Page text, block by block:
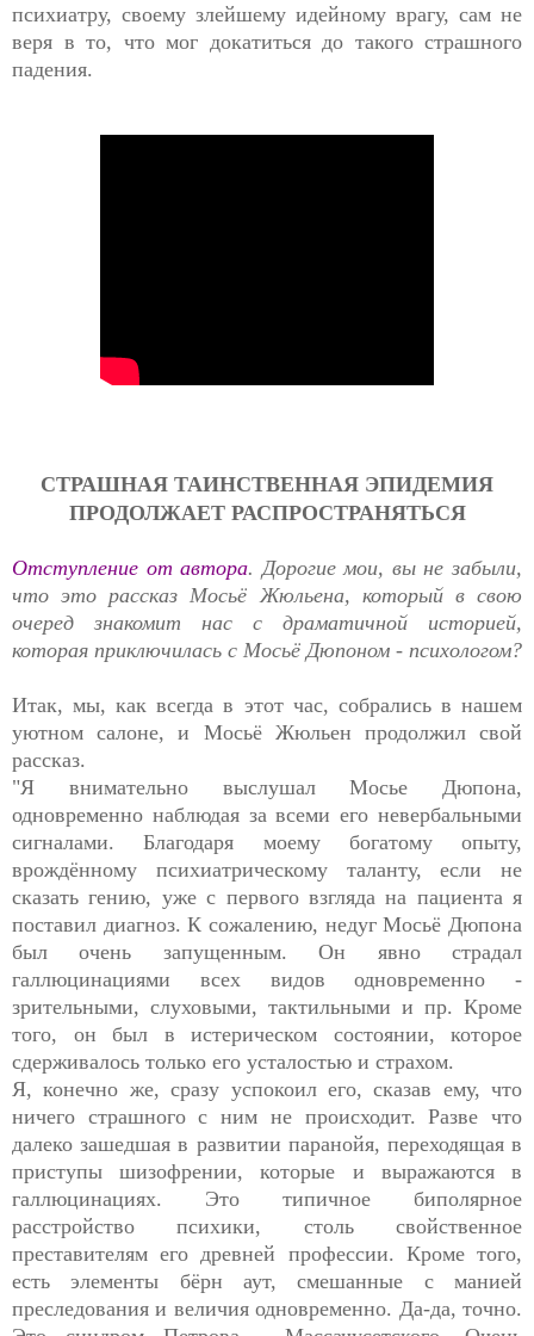
психиатру, своему злейшему идейному врагу, сам не
веря в то, что мог докатиться до такого страшного
падения.
СТРАШНАЯ ТАИНСТВЕННАЯ ЭПИДЕМИЯ
ПРОДОЛЖАЕТ РАСПРОСТРАНЯТЬСЯ
Отступление от автора. Дорогие мои, вы не забыли,
что это рассказ Мосьё Жюльена, который в свою
очеред знакомит нас с драматичной историей,
которая приключилась с Мосьё Дюпоном - психологом?
Итак, мы, как всегда в этот час, собрались в нашем
уютном салоне, и Мосьё Жюльен продолжил свой
рассказ.
"Я внимательно выслушал Мосье Дюпона,
одновременно наблюдая за всеми его невербальными
сигналами. Благодаря моему богатому опыту,
врождённому психиатрическому таланту, если не
сказать гению, уже с первого взгляда на пациента я
поставил диагноз. К сожалению, недуг Мосьё Дюпона
был очень запущенным. Он явно страдал
галлюцинациями всех видов одновременно -
зрительными, слуховыми, тактильными и пр. Кроме
того, он был в истерическом состоянии, которое
сдерживалось только его усталостью и страхом.
Я, конечно же, сразу успокоил его, сказав ему, что
ничего страшного с ним не происходит. Разве что
далеко зашедшая в развитии паранойя, переходящая в
приступы шизофрении, которые и выражаются в
галлюцинациях. Это типичное биполярное
расстройство психики, столь свойственное
преставителям его древней профессии. Кроме того,
есть элементы бёрн аут, смешанные с манией
преследования и величия одновременно. Да-да, точно.